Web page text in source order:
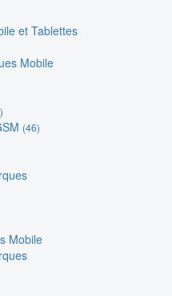
et Tablettes
Mobile
(46)
Mobile